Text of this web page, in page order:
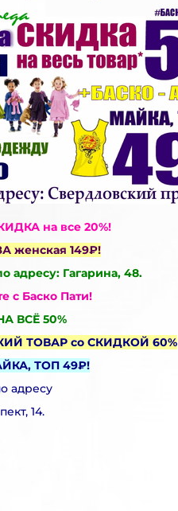
на все 20%!
женская 149₽!
адресу: Гагарина, 48.
с Баско Пати!
ВСЁ 50%
ТОВАР со СКИДКОЙ 60%
ТОП 49₽!
адресу
14.